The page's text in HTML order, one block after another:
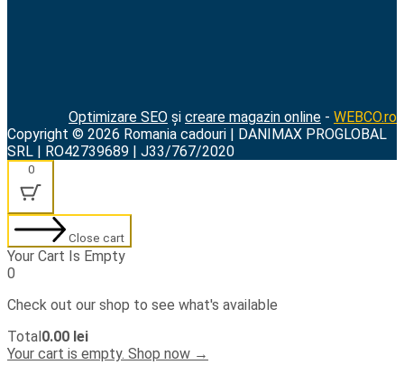
Optimizare SEO și creare magazin online - WEBCO.ro
Copyright © 2026 Romania cadouri | DANIMAX PROGLOBAL
SRL | RO42739689 | J33/767/2020
0
Close cart
Your Cart Is Empty
0
Check out our shop to see what's available
Cart
Total:
Total0.00 lei
Your cart is empty. Shop now →